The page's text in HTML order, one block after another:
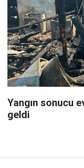
Yangın sonucu
geldi